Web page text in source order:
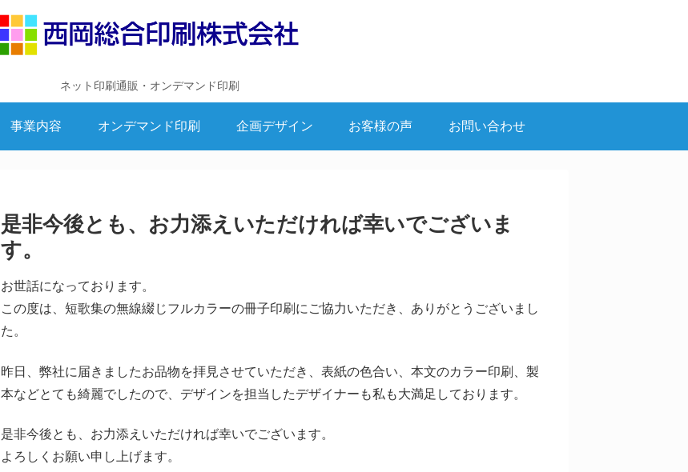
ネット印刷通販・オンデマンド印刷
事業内容 オンデマンド印刷 企画デザイン お客様の声 お問い合わせ
是非今後とも、お力添えいただければ幸いでございま
す。
お世話になっております。
この度は、短歌集の無線綴じフルカラーの冊子印刷にご協力いただき、ありがとうございまし
た。
昨日、弊社に届きましたお品物を拝見させていただき、表紙の色合い、本文のカラー印刷、製
本などとても綺麗でしたので、デザインを担当したデザイナーも私も大満足しております。
是非今後とも、お力添えいただければ幸いでございます。
よろしくお願い申し上げます。